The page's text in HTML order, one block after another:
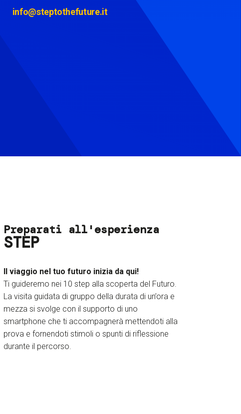
info@steptothefuture.it
Preparati all'esperienza
STEP
Il viaggio nel tuo futuro inizia da qui!
Ti guideremo nei 10 step alla scoperta del Futuro.
La visita guidata di gruppo della durata di un’ora e
mezza si svolge con il supporto di uno
smartphone che ti accompagnerà mettendoti alla
prova e fornendoti stimoli o spunti di riflessione
durante il percorso.